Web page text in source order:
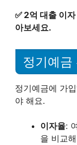
✅ 2억 대출 이
아보세요.
정기예금
정기예금에 가
야 해요.
이자율:
을 비교